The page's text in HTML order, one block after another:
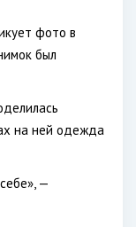
фото в
был
на ней одежда
—